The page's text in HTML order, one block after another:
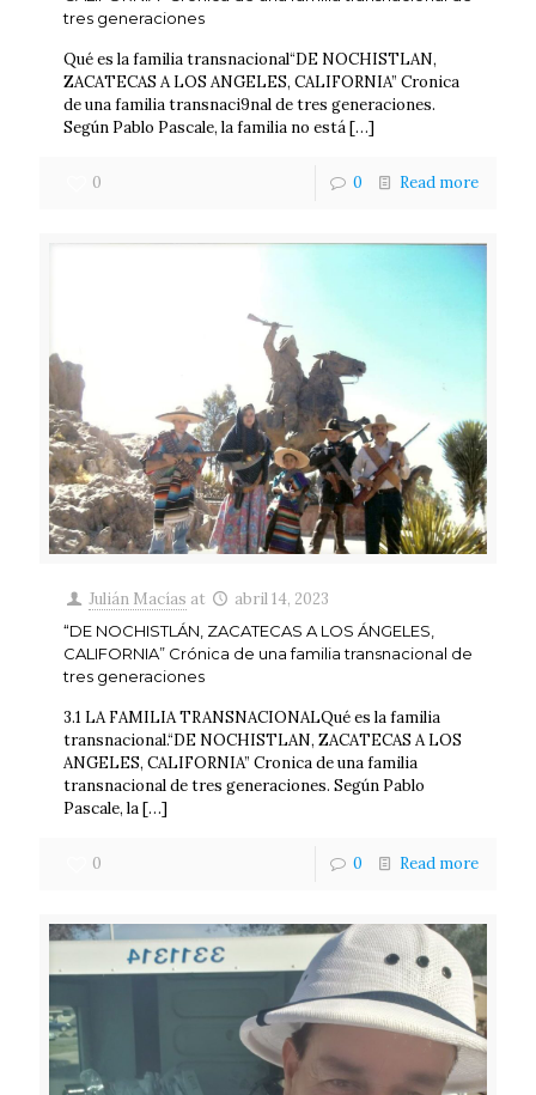
tres generaciones
Qué es la familia transnacional“DE NOCHISTLAN,
ZACATECAS A LOS ANGELES, CALIFORNIA” Cronica
de una familia transnaci9nal de tres generaciones.
Según Pablo Pascale, la familia no está[…]
0 0 Read more
Julián Macías at abril 14, 2023
“DE NOCHISTLÁN, ZACATECAS A LOS ÁNGELES,
CALIFORNIA” Crónica de una familia transnacional de
tres generaciones
3.1 LA FAMILIA TRANSNACIONALQué es la familia
transnacional.“DE NOCHISTLAN, ZACATECAS A LOS
ANGELES, CALIFORNIA” Cronica de una familia
transnacional de tres generaciones. Según Pablo
Pascale, la[…]
0 0 Read more